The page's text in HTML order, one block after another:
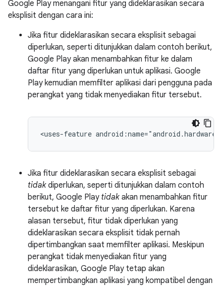
Google Play menangani fitur yang dideklarasikan secara
eksplisit dengan cara ini:
Jika fitur dideklarasikan secara eksplisit sebagai
diperlukan, seperti ditunjukkan dalam contoh berikut,
Google Play akan menambahkan fitur ke dalam
daftar fitur yang diperlukan untuk aplikasi. Google
Play kemudian memfilter aplikasi dari pengguna pada
perangkat yang tidak menyediakan fitur tersebut.
<uses-feature
Jika fitur dideklarasikan secara eksplisit sebagai
tidakdiperlukan, seperti ditunjukkan dalam contoh
berikut, Google Play tidakakan menambahkan fitur
tersebut ke daftar fitur yang diperlukan. Karena
alasan tersebut, fitur tidak diperlukan yang
dideklarasikan secara eksplisit tidak pernah
dipertimbangkan saat memfilter aplikasi. Meskipun
perangkat tidak menyediakan fitur yang
dideklarasikan, Google Play tetap akan
mempertimbangkan aplikasi yang kompatibel dengan